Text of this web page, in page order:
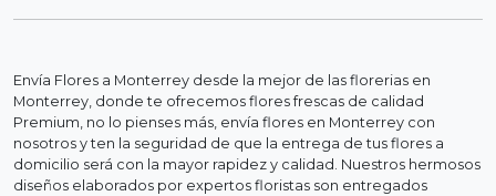
Envía Flores a Monterrey desde la mejor de las florerias en
Monterrey, donde te ofrecemos flores frescas de calidad
Premium, no lo pienses más, envía flores en Monterrey con
nosotros y ten la seguridad de que la entrega de tus flores a
domicilio será con la mayor rapidez y calidad. Nuestros hermosos
diseños elaborados por expertos floristas son entregados